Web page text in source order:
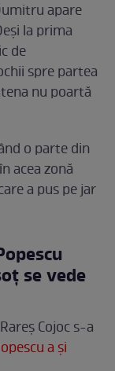
apare
la prima
de
spre partea
nu poartă
o parte din
acea zonă
a pus pe jar
se vede
Cojoc s-a
a și